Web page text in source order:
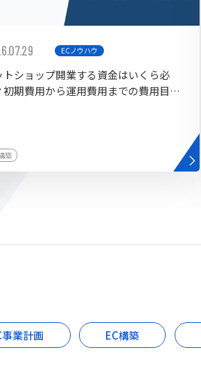
ECノウハウ
トショップ開業する資金はいくら必
初期費用から運用費用までの費用目安
築
事業計画 EC構築